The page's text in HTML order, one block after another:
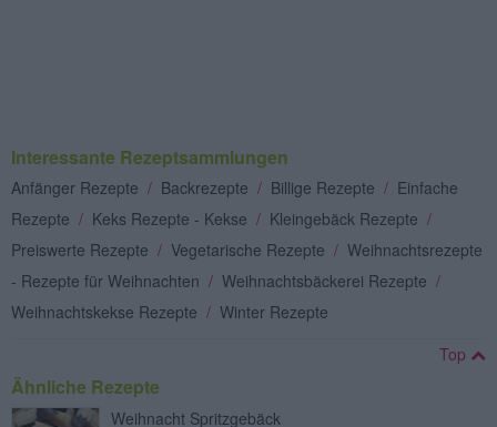
Interessante Rezeptsammlungen
Anfänger Rezepte / Backrezepte / Billige Rezepte / Einfache
Rezepte / Keks Rezepte - Kekse / Kleingebäck Rezepte /
Preiswerte Rezepte / Vegetarische Rezepte / Weihnachtsrezepte
- Rezepte für Weihnachten / Weihnachtsbäckerei Rezepte /
Weihnachtskekse Rezepte / Winter Rezepte
Top
Ähnliche Rezepte
Weihnacht Spritzgebäck